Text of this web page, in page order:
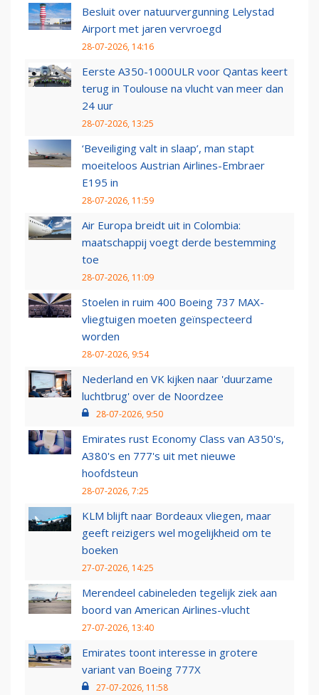
Besluit over natuurvergunning Lelystad
Airport met jaren vervroegd
28-07-2026, 14:16
Eerste A350-1000ULR voor Qantas keert
terug in Toulouse na vlucht van meer dan
24 uur
28-07-2026, 13:25
‘Beveiliging valt in slaap’, man stapt
moeiteloos Austrian Airlines-Embraer
E195 in
28-07-2026, 11:59
Air Europa breidt uit in Colombia:
maatschappij voegt derde bestemming
toe
28-07-2026, 11:09
Stoelen in ruim 400 Boeing 737 MAX-
vliegtuigen moeten geïnspecteerd
worden
28-07-2026, 9:54
Nederland en VK kijken naar 'duurzame
luchtbrug' over de Noordzee
28-07-2026, 9:50
Emirates rust Economy Class van A350's,
A380's en 777's uit met nieuwe
hoofdsteun
28-07-2026, 7:25
KLM blijft naar Bordeaux vliegen, maar
geeft reizigers wel mogelijkheid om te
boeken
27-07-2026, 14:25
Merendeel cabineleden tegelijk ziek aan
boord van American Airlines-vlucht
27-07-2026, 13:40
Emirates toont interesse in grotere
variant van Boeing 777X
27-07-2026, 11:58